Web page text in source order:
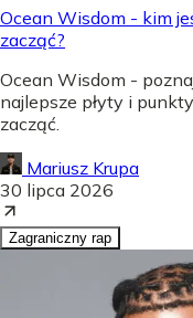
Ocean Wisdom - kim
zacząć?
Ocean Wisdom -
najlepsze płyty i
zacząć.
Mariusz Krupa
30 lipca 2026
Zagraniczny rap